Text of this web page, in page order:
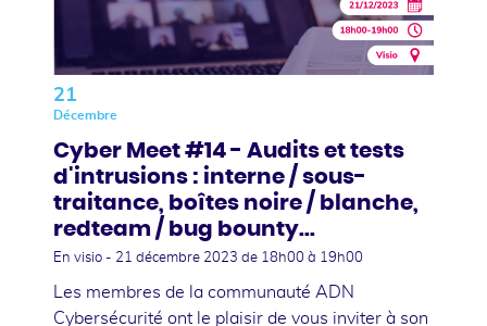
21
Décembre
Cyber Meet #14 - Audits et tests
d'intrusions : interne / sous-
traitance, boîtes noire / blanche,
redteam / bug bounty...
En visio - 21 décembre 2023 de 18h00 à 19h00
Les membres de la communauté ADN
Cybersécurité ont le plaisir de vous inviter à son